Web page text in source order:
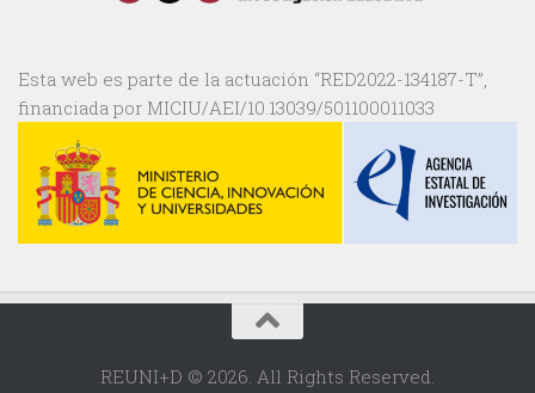
Esta web es parte de la actuación “RED2022-134187-T”,
financiada por MICIU/AEI/10.13039/501100011033
REUNI+D © 2026. All Rights Reserved.